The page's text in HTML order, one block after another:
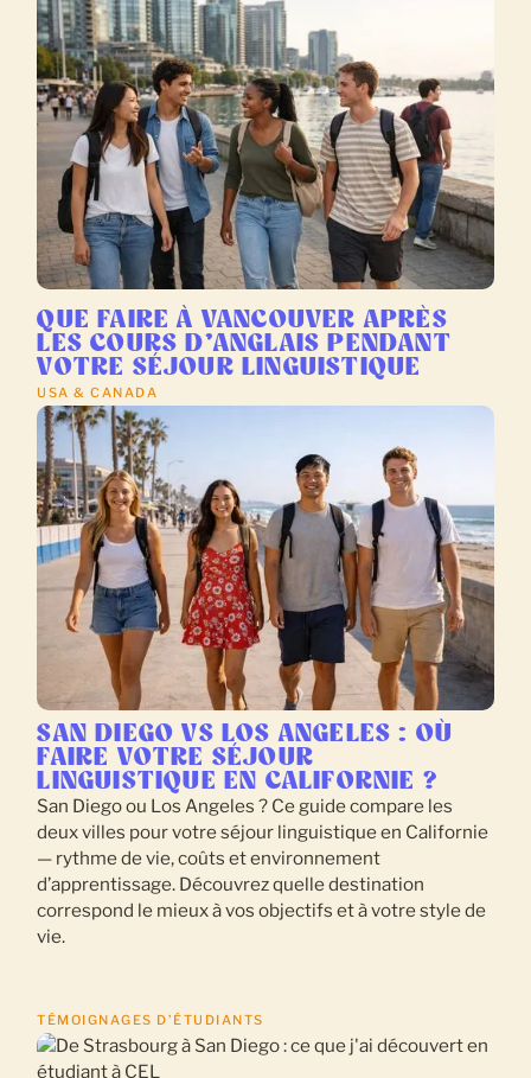
QUE FAIRE À VANCOUVER APRÈS
LES COURS D’ANGLAIS PENDANT
VOTRE SÉJOUR LINGUISTIQUE
USA & CANADA
SAN DIEGO VS LOS ANGELES : OÙ
FAIRE VOTRE SÉJOUR
LINGUISTIQUE EN CALIFORNIE ?
San Diego ou Los Angeles ? Ce guide compare les
deux villes pour votre séjour linguistique en Californie
— rythme de vie, coûts et environnement
d’apprentissage. Découvrez quelle destination
correspond le mieux à vos objectifs et à votre style de
vie.
TÉMOIGNAGES D’ÉTUDIANTS